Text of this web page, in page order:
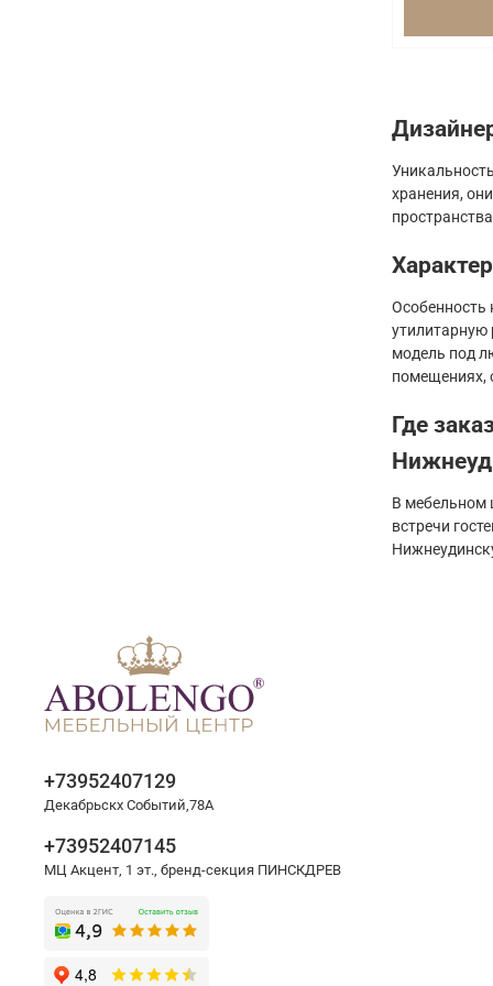
хранения,
Особенность
утилитарную
модель под
помещениях,
Где
В мебельном
встречи
+73952407129
Декабрьскх Событий,78А
+73952407145
МЦ Акцент, 1 эт., бренд-секция ПИНСКДРЕВ